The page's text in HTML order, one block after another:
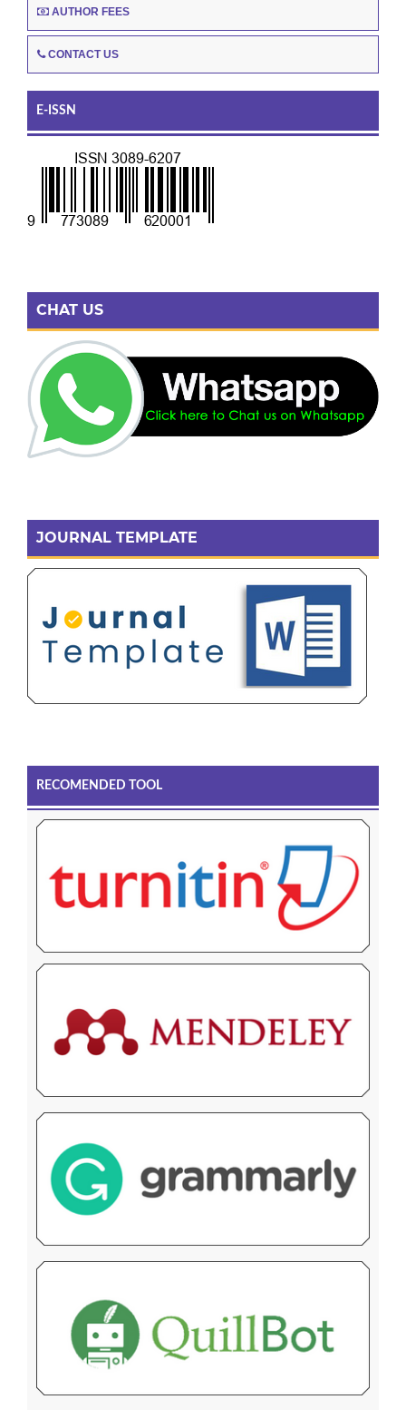
AUTHOR FEES
CONTACT US
E-ISSN
CHAT US
JOURNAL TEMPLATE
RECOMENDED TOOL